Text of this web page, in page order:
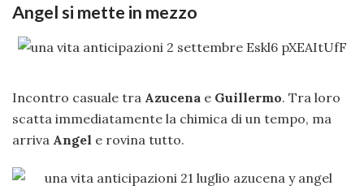
Angel si mette in mezzo
Incontro casuale tra Azucena e Guillermo. Tra loro
scatta immediatamente la chimica di un tempo, ma
arriva Angel e rovina tutto.